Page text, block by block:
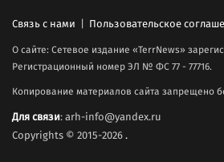
Связь с нами | Пользовательское
О сайте: Сетевое издание «TerrNews»
Регистрационный номер ЭЛ № ФС 77 - 77716.
Копирование материалов сайта запрещено
Для связи: arh-info@yandex.ru
Copyrights © 2015-2026.